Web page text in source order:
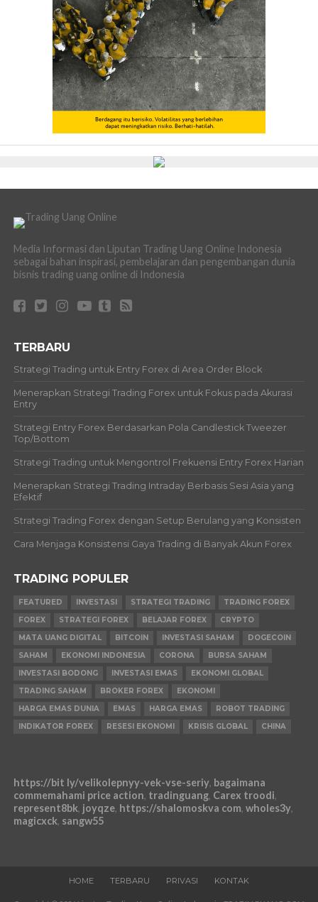
Media Informasi dan Liputan Trading Uang Online Indonesia
sebagai bahan inspirasi, pembelajaran dan pengembangan dunia
bisnis trading uang online di Indonesia
TERBARU
Strategi Trading untuk Entry Forex di Area Order Block
Menerapkan Strategi Trading Forex untuk Fokus pada Akurasi
Entry
Strategi Entry Forex Berdasarkan Pola Candlestick Tweezer
Top/Bottom
Strategi Trading untuk Mengontrol Frekuensi Entry Forex Harian
Menerapkan Strategi Trading Intraday Berbasis Sesi Asia yang
Efektif
Strategi Trading Forex dengan Setup Berulang yang Konsisten
Cara Menjaga Konsistensi Gaya Trading di Banyak Akun Forex
TRADING POPULER
FEATURED INVESTASI STRATEGI TRADING
TRADING FOREX
FOREX
STRATEGI FOREX BELAJAR FOREX
CRYPTO
MATA UANG DIGITAL
BITCOIN INVESTASI SAHAM
DOGECOIN
SAHAM
EKONOMI INDONESIA CORONA
BURSA SAHAM
INVESTASI BODONG
INVESTASI EMAS
EKONOMI GLOBAL
TRADING SAHAM
BROKER FOREX
EKONOMI
HARGA EMAS DUNIA
EMAS HARGA EMAS
ROBOT TRADING
INDIKATOR FOREX
RESESI EKONOMI KRISIS GLOBAL CHINA
https://bit ly/velikolepnyy-vek-vse-seriy, bagaimana
commemahami price action, tradinguang, Carex troodi,
represent8bk, joyqze, https://shalomoskva com, wholes3y,
magicxck, sangw55
HOME TERBARU PRIVASI KONTAK